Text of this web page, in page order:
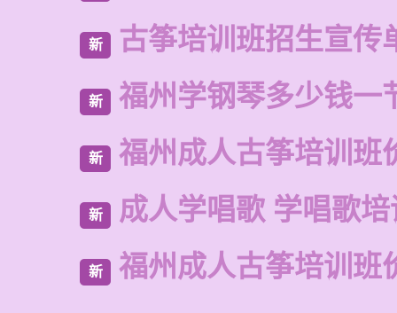
新 古筝培训班招生宣传
新 福州学钢琴多少钱一
新 福州成人古筝培训班
新 成人学唱歌 学唱歌
新 福州成人古筝培训班